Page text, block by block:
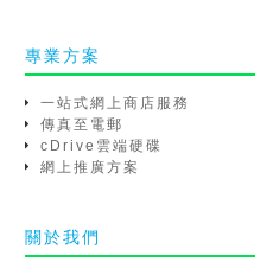
專業方案
一站式網上商店服務
傳真至電郵
cDrive雲端硬碟
網上推廣方案
關於我們